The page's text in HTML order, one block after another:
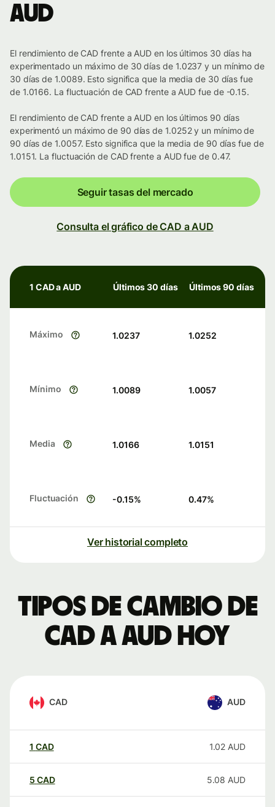
AUD
El rendimiento de CAD frente a AUD en los últimos 30 días ha
experimentado un máximo de 30 días de 1.0237 y un mínimo de
30 días de 1.0089. Esto significa que la media de 30 días fue
de 1.0166. La fluctuación de CAD frente a AUD fue de -0.15.
El rendimiento de CAD frente a AUD en los últimos 90 días
experimentó un máximo de 90 días de 1.0252 y un mínimo de
90 días de 1.0057. Esto significa que la media de 90 días fue de
1.0151. La fluctuación de CAD frente a AUD fue de 0.47.
Seguir tasas del mercado
Consulta el gráfico de CAD a AUD
1 CAD a AUD Últimos 30 días Últimos 90 días
Máximo 1.0237 1.0252
Mínimo 1.0089 1.0057
Media 1.0166 1.0151
Fluctuación -0.15% 0.47%
Ver historial completo
Tipos de cambio de
CAD a AUD hoy
CAD AUD
1 CAD 1.02 AUD
5 CAD 5.08 AUD